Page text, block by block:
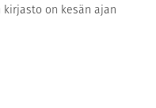
on kesän ajan